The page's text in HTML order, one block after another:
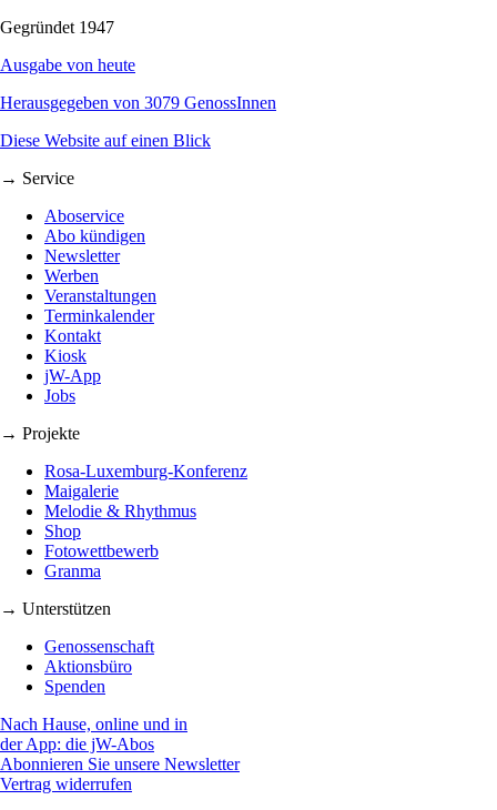
Gegründet 1947
Ausgabe von heute
Herausgegeben von 3079 GenossInnen
Diese Website auf einen Blick
→ Service
Aboservice
Abo kündigen
Newsletter
Werben
Veranstaltungen
Terminkalender
Kontakt
Kiosk
jW-App
Jobs
→ Projekte
Rosa-Luxemburg-Konferenz
Maigalerie
Melodie & Rhythmus
Shop
Fotowettbewerb
Granma
→ Unterstützen
Genossenschaft
Aktionsbüro
Spenden
Nach Hause, online und in
der App: die jW-Abos
Abonnieren Sie unsere Newsletter
Vertrag widerrufen